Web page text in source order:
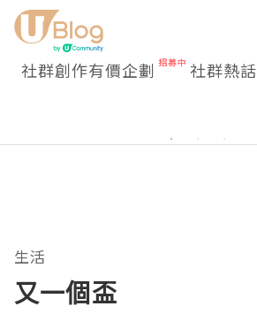
社群創作有價企劃 社群熱話
生活
又一個盃